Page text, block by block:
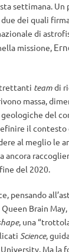
settimana. Un
dei quali
di
missione,
teamdi
massa,
del
il contesto
al meglio le
ancora
del 2020.
pensando
Brain
, una
Science,
Ma la